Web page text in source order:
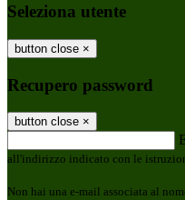
Seleziona utente
button close ×
Recupero password
button close ×
all'indirizzo indicato con le
Non hai una e-mail associata al